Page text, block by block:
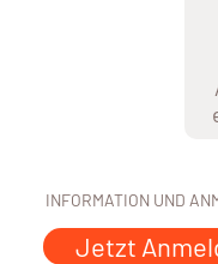
INFORMATION UND
Jetzt